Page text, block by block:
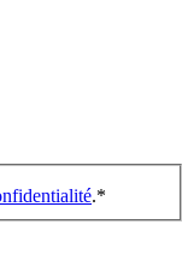
.*